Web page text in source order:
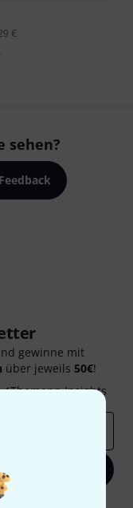
€
sehen?
gewinne mit
über jeweils 50€!
Thomann Insights